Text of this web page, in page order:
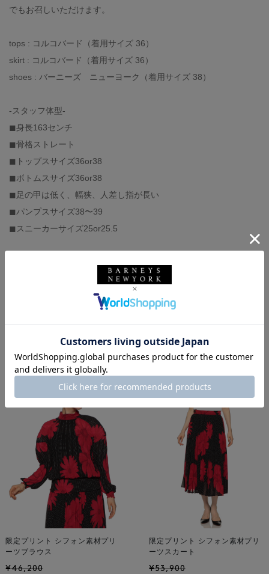
でもお召しいただけます。
tops : コルコバード（着用サイズ 36）
skirt : コルコバード（着用サイズ 36）
shoes : バーニーズ ニューヨーク（着用サイズ 38）
-スタッフ体型-
◼︎身長163センチ
◼︎骨格ストレート
◼︎トップスサイズ36or38
◼︎ボトムスサイズ36or38
◼︎足の甲は低く、幅狭、人差し指が長い
◼︎パンプスサイズ38〜39
◼︎スニーカーサイズ25or25.5
BARNEYS NEW YORK
ウィメンズウェア
春夏シーズン
着用しているアイテム
限定プリント シフォン素材プリ
ーツブラウス
¥46,200
限定プリント シフォン素材プリ
ーツスカート
¥53,900